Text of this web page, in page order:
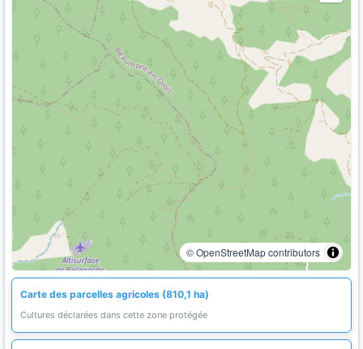
© OpenStreetMap contributors
Carte des parcelles agricoles (810,1 ha)
Cultures déclarées dans cette zone protégée